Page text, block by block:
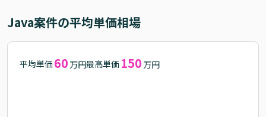
Java案件の平均単価相場
平均単価 60 万円最高単価 150 万円